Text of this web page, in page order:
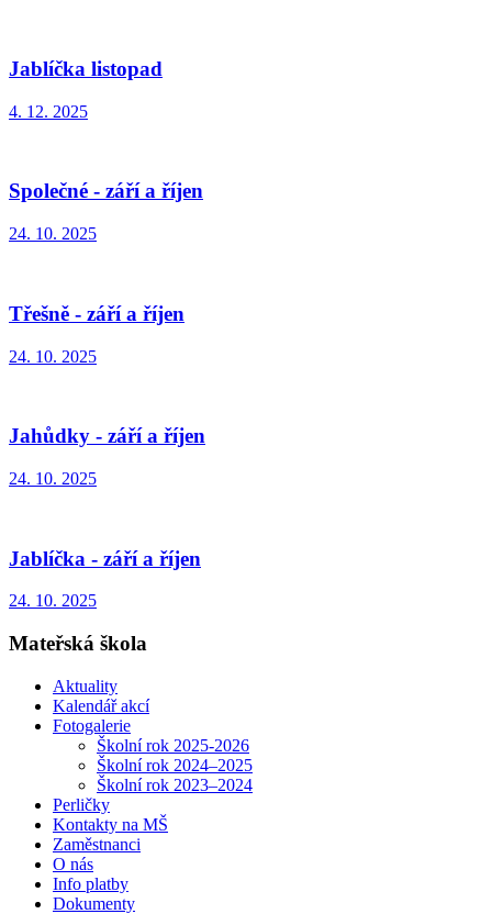
Jablíčka listopad
4. 12. 2025
Společné - září a říjen
24. 10. 2025
Třešně - září a říjen
24. 10. 2025
Jahůdky - září a říjen
24. 10. 2025
Jablíčka - září a říjen
24. 10. 2025
Mateřská škola
Aktuality
Kalendář akcí
Fotogalerie
Školní rok 2025-2026
Školní rok 2024–2025
Školní rok 2023–2024
Perličky
Kontakty na MŠ
Zaměstnanci
O nás
Info platby
Dokumenty